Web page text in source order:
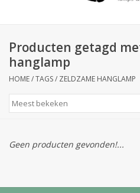
Producten getagd
hanglamp
HOME/TAGS/ ZELDZAME HANGLAMP
Geen producten gevonden!...